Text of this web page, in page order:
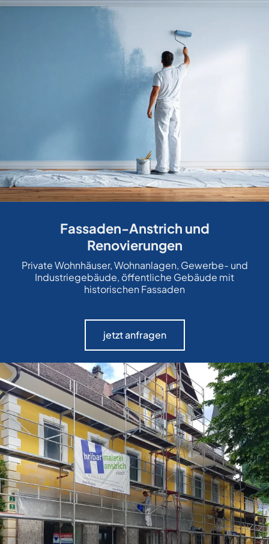
Fassaden-Anstrich und
Renovierungen
Private Wohnhäuser, Wohnanlagen, Gewerbe- und
Industriegebäude, öffentliche Gebäude mit
historischen Fassaden
jetzt anfragen